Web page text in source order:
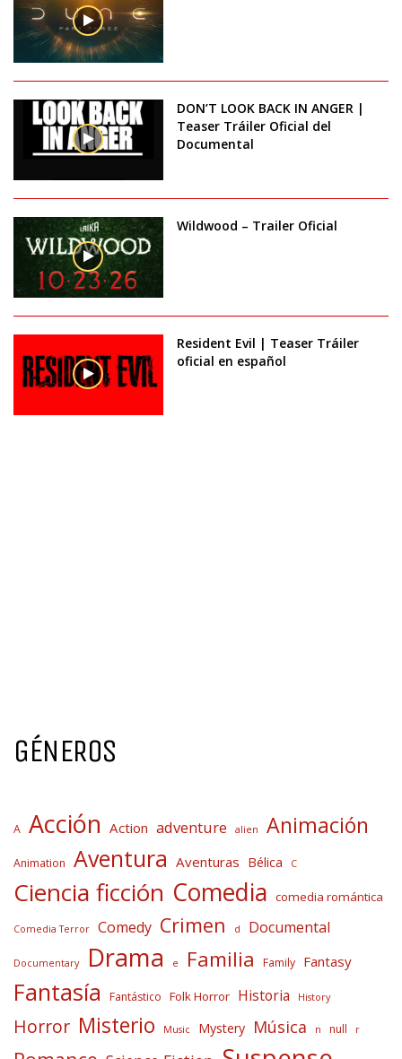
DON’T LOOK BACK IN ANGER |
Teaser Tráiler Oficial del
Documental
Wildwood – Trailer Oficial
Resident Evil | Teaser Tráiler
oficial en español
GÉNEROS
A Acción Action adventure alien Animación
Animation Aventura Aventuras Bélica C
Ciencia ficción Comedia comedia romántica
Comedia Terror Comedy Crimen d Documental
Documentary Drama e Familia Family Fantasy
Fantasía Fantástico Folk Horror Historia History
Horror Misterio Music Mystery Música n null r